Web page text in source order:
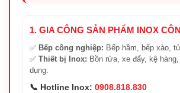
1. GIA CÔNG SẢN PHẨM INOX
✅ Bếp công nghiệp: Bếp hầm, bếp xào,
✅ Thiết bị Inox: Bồn rửa, xe đẩy, kệ
dụng.
📞 Hotline Inox: 0908.818.830